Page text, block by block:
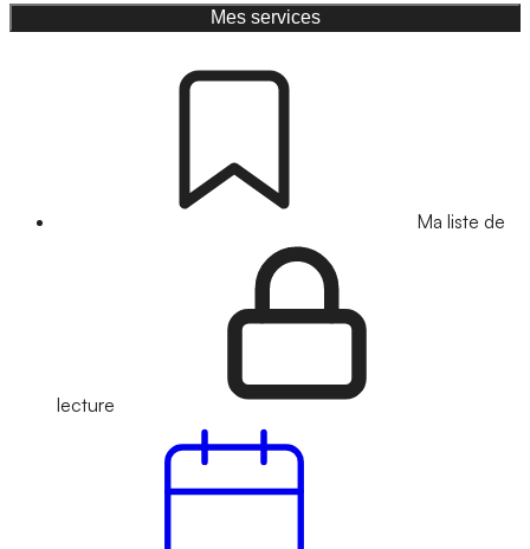
Mes services
Ma liste de
lecture